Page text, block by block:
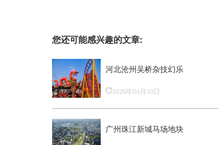
您还可能感兴趣的文章:
河北沧州吴桥杂技幻乐
2026年04月10日
广州珠江新城马场地块